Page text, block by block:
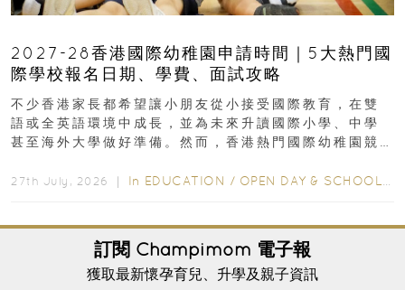
2027-28香港國際幼稚園申請時間｜5大熱門國
際學校報名日期、學費、面試攻略
不少香港家長都希望讓小朋友從小接受國際教育，在雙
語或全英語環境中成長，並為未來升讀國際小學、中學
甚至海外大學做好準備。然而，香港熱門國際幼稚園競
27th July, 2026 ｜ In EDUCATION / OPEN DAY & SCHOOL EVENTS
訂閱 Champimom 電子報
獲取最新懷孕育兒、升學及親子資訊